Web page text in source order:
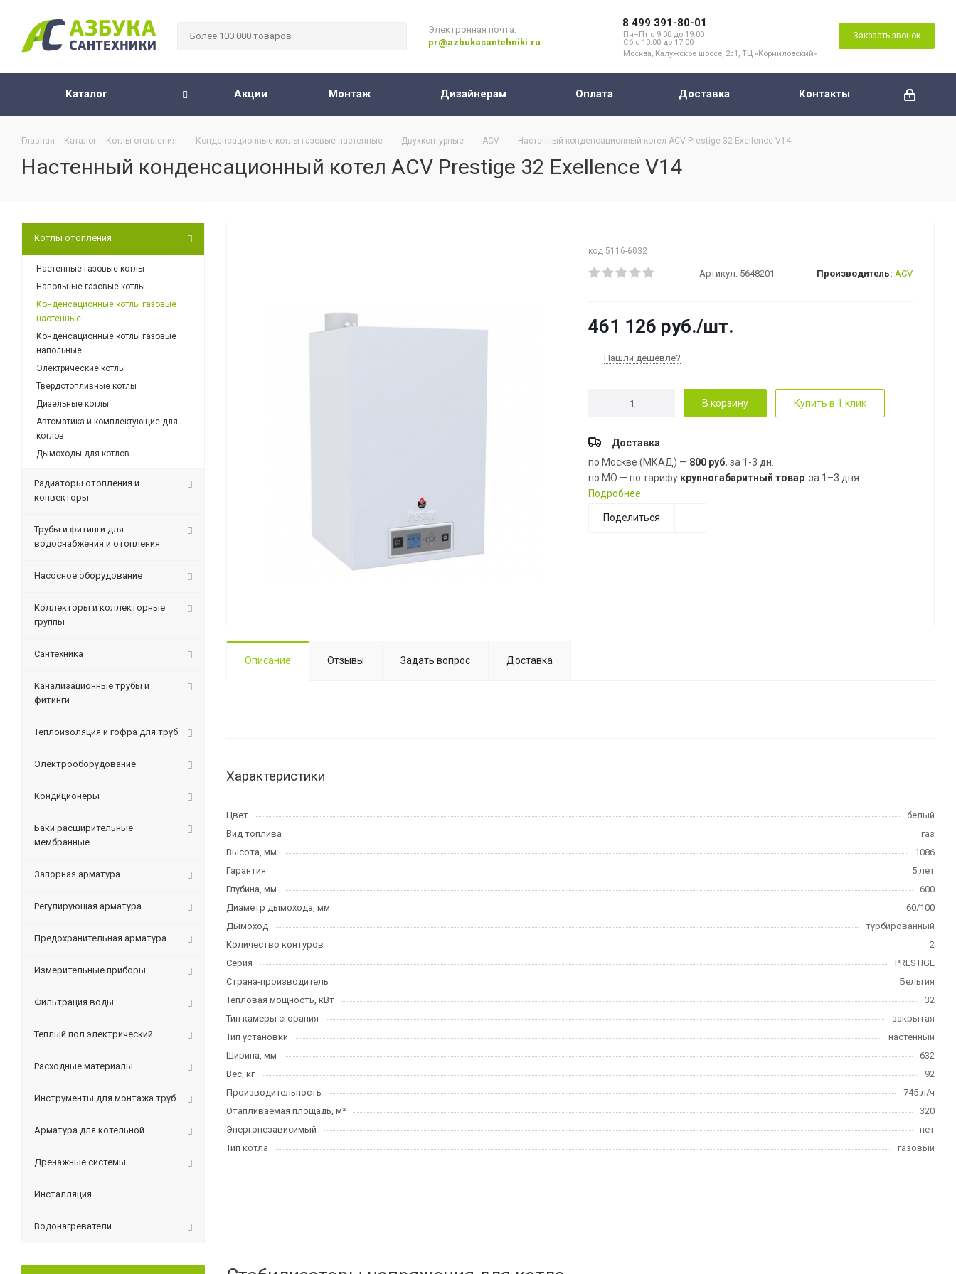
Электронная почта:
pr@azbukasantehniki.ru
8 499 391-80-01
Пн–Пт с 9:00 до 19:00
Сб с 10:00 до 17:00
Москва, Калужское шоссе, 2с1, ТЦ «Корниловский»
Заказать звонок
Каталог Акции Монтаж Дизайнерам Оплата Доставка Контакты
Главная - Каталог - Котлы отопления - Конденсационные котлы газовые настенные - Двухконтурные - ACV - Настенный конденсационный котел ACV Prestige 32 Exellence V14
Настенный конденсационный котел ACV Prestige 32 Exellence V14
код 5116-6032
Артикул: 5648201 Производитель: ACV
461 126 руб./шт.
Нашли дешевле?
В корзину Купить в 1 клик
Доставка
по Москве (МКАД) — 800 руб. за 1-3 дн.
по МО — по тарифу крупногабаритный товар за 1–3 дня
Подробнее
Поделиться
Описание Отзывы Задать вопрос Доставка
Характеристики
Цвет
белый
Вид топлива
газ
Высота, мм
1086
Гарантия
5 лет
Глубина, мм
600
Диаметр дымохода, мм
60/100
Дымоход
турбированный
Количество контуров
2
Серия
PRESTIGE
Страна-производитель
Бельгия
Тепловая мощность, кВт
32
Тип камеры сгорания
закрытая
Тип установки
настенный
Ширина, мм
632
Вес, кг
92
Производительность
745 л/ч
Отапливаемая площадь, м²
320
Энергонезависимый
нет
Тип котла
газовый
Котлы отопления
Настенные газовые котлы
Напольные газовые котлы
Конденсационные котлы газовые
настенные
Конденсационные котлы газовые
напольные
Электрические котлы
Твердотопливные котлы
Дизельные котлы
Автоматика и комплектующие для
котлов
Дымоходы для котлов
Радиаторы отопления и
конвекторы
Трубы и фитинги для
водоснабжения и отопления
Насосное оборудование
Коллекторы и коллекторные
группы
Сантехника
Канализационные трубы и
фитинги
Теплоизоляция и гофра для труб
Электрооборудование
Кондиционеры
Баки расширительные
мембранные
Запорная арматура
Регулирующая арматура
Предохранительная арматура
Измерительные приборы
Фильтрация воды
Теплый пол электрический
Расходные материалы
Инструменты для монтажа труб
Арматура для котельной
Дренажные системы
Инсталляция
Водонагреватели